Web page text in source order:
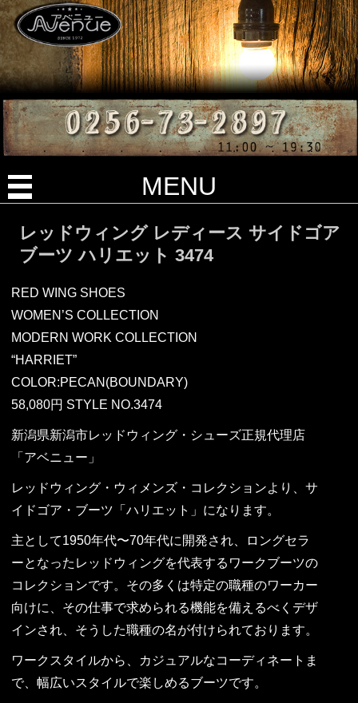
MENU
レッドウィング レディース サイドゴア
ブーツ ハリエット 3474
RED WING SHOES
WOMEN’S COLLECTION
MODERN WORK COLLECTION
“HARRIET”
COLOR:PECAN(BOUNDARY)
58,080円 STYLE NO.3474
新潟県新潟市レッドウィング・シューズ正規代理店
「アベニュー」
レッドウィング・ウィメンズ・コレクションより、サ
イドゴア・ブーツ「ハリエット」になります。
主として1950年代〜70年代に開発され、ロングセラ
ーとなったレッドウィングを代表するワークブーツの
コレクションです。その多くは特定の職種のワーカー
向けに、その仕事で求められる機能を備えるべくデザ
インされ、そうした職種の名が付けられております。
ワークスタイルから、カジュアルなコーディネートま
で、幅広いスタイルで楽しめるブーツです。